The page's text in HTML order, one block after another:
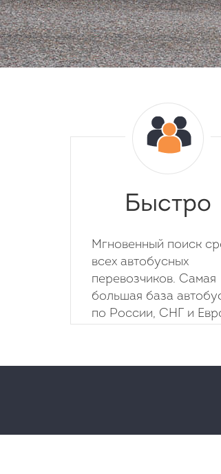
Быстро
Мгновенный поиск
всех автобусных
перевозчиков. Самая
большая база
по России, СНГ и